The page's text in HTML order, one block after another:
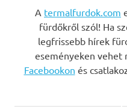
A termalfurdok.com
fürdőkről szól! Ha
legfrissebb hírek
eseményeken vehet
Facebookon és